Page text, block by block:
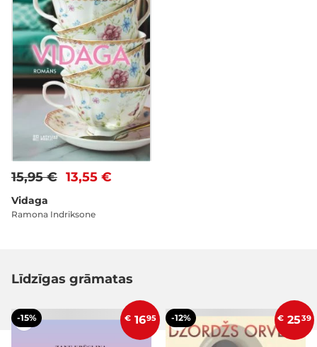
13,55 €
15,95 €
Vidaga
Ramona Indriksone
Līdzīgas grāmatas
-15% € 1695 -12% € 2539